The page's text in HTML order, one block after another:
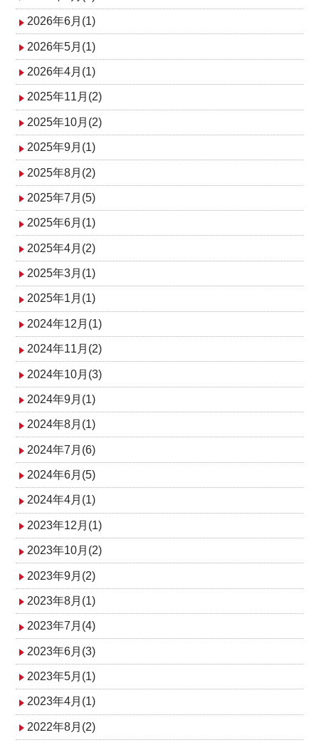
ン2026年6月(1)
2026年5月(1)
2026年4月(1)
2025年11月(2)
2025年10月(2)
2025年9月(1)
2025年8月(2)
2025年7月(5)
2025年6月(1)
2025年4月(2)
2025年3月(1)
2025年1月(1)
2024年12月(1)
2024年11月(2)
2024年10月(3)
2024年9月(1)
2024年8月(1)
2024年7月(6)
2024年6月(5)
2024年4月(1)
2023年12月(1)
2023年10月(2)
2023年9月(2)
2023年8月(1)
2023年7月(4)
2023年6月(3)
2023年5月(1)
2023年4月(1)
2022年8月(2)